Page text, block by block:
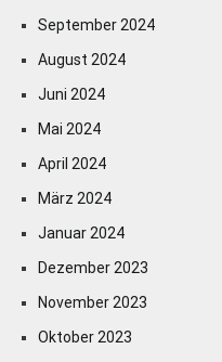
September 2024
August 2024
Juni 2024
Mai 2024
April 2024
März 2024
Januar 2024
Dezember 2023
November 2023
Oktober 2023